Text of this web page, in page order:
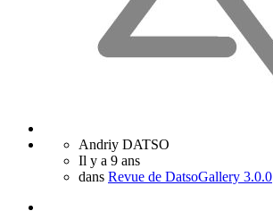
Andriy DATSO
Il y a 9 ans
dans Revue de DatsoGallery 3.0.0